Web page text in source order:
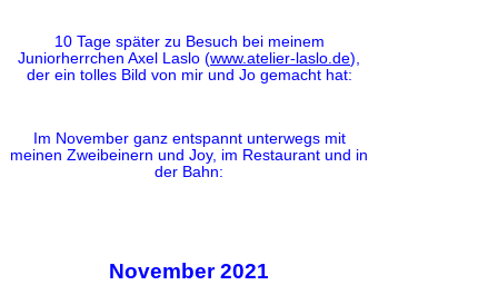
10 Tage später zu Besuch bei meinem
Juniorherrchen Axel Laslo (www.atelier-laslo.de),
der ein tolles Bild von mir und Jo gemacht hat:
Im November ganz entspannt unterwegs mit
meinen Zweibeinern und Joy, im Restaurant und in
der Bahn:
November 2021